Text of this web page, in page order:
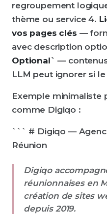
regroupement
thème ou service 4.
vos pages clés —
avec description
Optional` —
LLM peut ignorer si
Exemple minimaliste
comme Digiqo :
``` # Digiqo —
Réunion
Digiqo
réunionnaises en
création de sites
depuis 2019.